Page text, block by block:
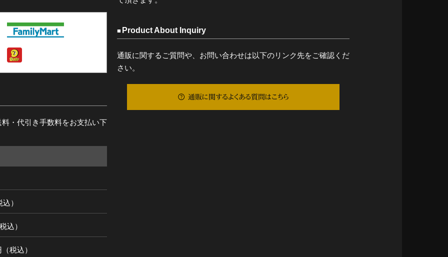
・代引き手数料をお支払い下
）
込）
税込）
Product About Inquiry
通販に関するご質問や、お問い合わせは以下のリンク先をご確認くだ
さい。
通販に関するよくある質問はこちら